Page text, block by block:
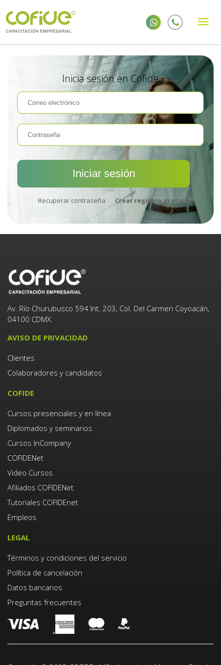
Inicia sesión en Cofide
Recuperar contraseña Crear registro gratis
Av. Río Churubusco 594 Int. 203, Col. Del Carmen Coyoacán,
04100 CDMX.
AVISO DE PRIVACIDAD
Clientes
Colaboradores y candidatos
COFIDE
Cursos presenciales y en línea
Diplomados y seminarios
Cursos InCompany
COFIDENet
Video Cursos
Afiliados COFIDENet
Tutoriales COFIDEnet
Empleos
LEGAL
Términos y condiciones del servicio
Política de cancelación
Datos bancarios
Preguntas frecuentes